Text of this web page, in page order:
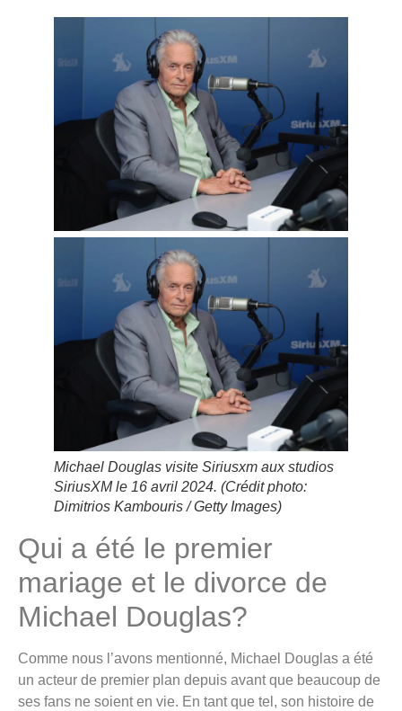
Michael Douglas visite Siriusxm aux studios
SiriusXM le 16 avril 2024. (Crédit photo:
Dimitrios Kambouris / Getty Images)
Qui a été le premier
mariage et le divorce de
Michael Douglas?
Comme nous l’avons mentionné, Michael Douglas a été
un acteur de premier plan depuis avant que beaucoup de
ses fans ne soient en vie. En tant que tel, son histoire de